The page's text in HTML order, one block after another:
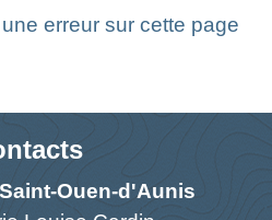
erreur sur cette page
Ouen-d'Aunis